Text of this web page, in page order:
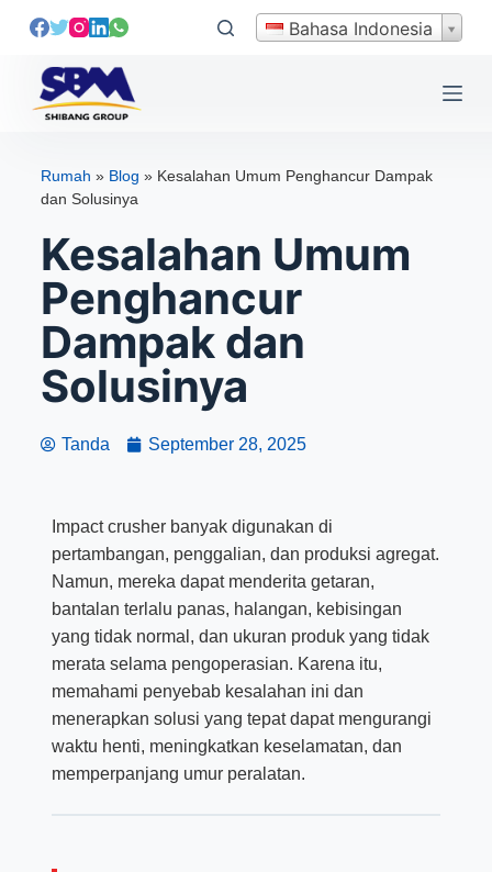
L
Bahasa Indonesia
Rumah » Blog » Kesalahan Umum Penghancur Dampak
dan Solusinya
Kesalahan Umum
Penghancur
Dampak dan
Solusinya
Tanda September 28, 2025
Impact crusher banyak digunakan di
pertambangan, penggalian, dan produksi agregat.
Namun, mereka dapat menderita getaran,
bantalan terlalu panas, halangan, kebisingan
yang tidak normal, dan ukuran produk yang tidak
merata selama pengoperasian. Karena itu,
memahami penyebab kesalahan ini dan
menerapkan solusi yang tepat dapat mengurangi
waktu henti, meningkatkan keselamatan, dan
memperpanjang umur peralatan.